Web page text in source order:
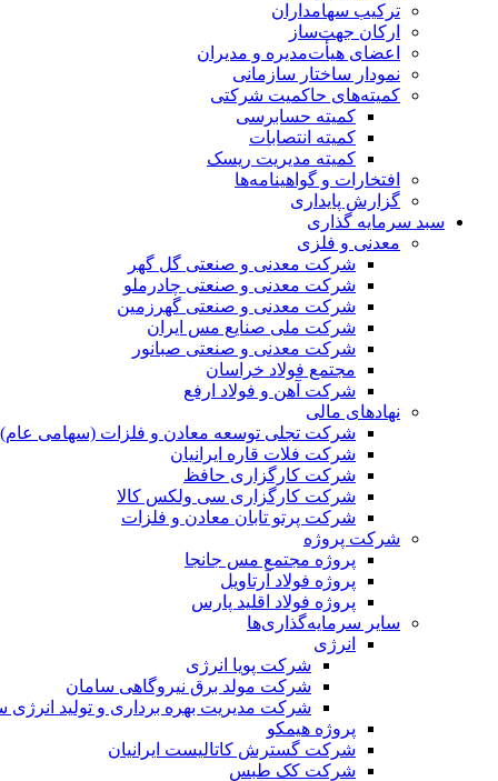
ترکیب سهامداران
ارکان جهت‌ساز
اعضای هیأت‌مدیره و مدیران
نمودار ساختار سازمانی
کمیته‌های حاکمیت شرکتی
کمیته حسابرسی
کمیته انتصابات
کمیته مدیریت ریسک
افتخارات و گواهینامه‌ها
گزارش پایداری
سبد سرمایه گذاری
معدنی و فلزی
شرکت معدنی و صنعتی گل گهر
شرکت معدنی و صنعتی چادرملو
شرکت معدنی و صنعتی گهرزمین
شرکت ملی صنایع مس ایران
شرکت معدنی و صنعتی صبانور
مجتمع فولاد خراسان
شرکت آهن و فولاد ارفع
نهادهای مالی
شرکت تجلی توسعه معادن و فلزات (سهامی عام)
شرکت فلات قاره ایرانیان
شرکت کارگزاری حافظ
شرکت کارگزاری سی ولکس کالا
شرکت پرتو تابان معادن و فلزات
شرکت پروژه
پروژه مجتمع مس جانجا
پروژه فولاد آرتاویل
پروژه فولاد اقلید پارس
سایر سرمایه‌گذاری‌ها
انرژی
شرکت پویا انرژی
شرکت مولد برق نیروگاهی سامان
شرکت مدیریت بهره برداری و تولید انرژی
پروژه هیمکو
شرکت گسترش کاتالیست ایرانیان
شرکت کک طبس